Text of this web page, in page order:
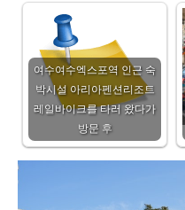
여수여수엑스포역 인근 숙
박시설 아리아펜션리조트
레일바이크를 타러 왔다가
방문 후